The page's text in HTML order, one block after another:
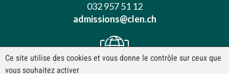
032 957 51 12
admissions@clen.ch
Ce site utilise des cookies et vous donne le contrôle sur ceux que
vous souhaitez activer